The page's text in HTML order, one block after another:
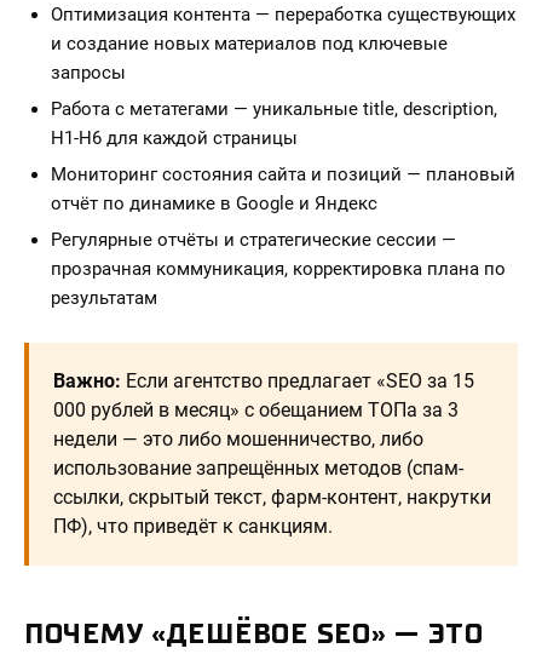
Оптимизация контента — переработка существующих
и создание новых материалов под ключевые
запросы
Работа с метатегами — уникальные title, description,
H1-H6 для каждой страницы
Мониторинг состояния сайта и позиций — плановый
отчёт по динамике в Google и Яндекс
Регулярные отчёты и стратегические сессии —
прозрачная коммуникация, корректировка плана по
результатам
Важно: Если агентство предлагает «SEO за 15
000 рублей в месяц» с обещанием ТОПа за 3
недели — это либо мошенничество, либо
использование запрещённых методов (спам-
ссылки, скрытый текст, фарм-контент, накрутки
ПФ), что приведёт к санкциям.
ПОЧЕМУ «ДЕШЁВОЕ SEO» — ЭТО